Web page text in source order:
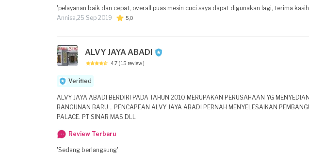
'pelayanan baik dan cepat, overall puas mesin cuci saya dapat digunakan lagi, terima
Annisa,25 Sep 2019 5,0
ALVY JAYA ABADI
4.7 ( 15 review )
Verified
ALVY JAYA ABADI BERDIRI PADA TAHUN 2010 MERUPAKAN PERUSAHAAN YG
BANGUNAN BARU... PENCAPEAN ALVY JAYA ABADI PERNAH MENYELESAIKAN PEMBANGUNAN LESTORAN DI AON MALL, SCOOL FOOD DI PASIFIC
PALACE. PT SINAR MAS DLL
Review Terbaru
'Sedang berlangsung'